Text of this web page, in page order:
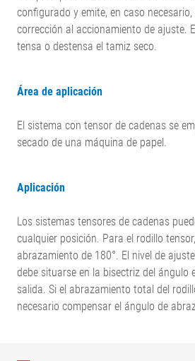
configurado y emite, en caso
corrección al accionamiento de ajuste.
tensa o destensa el tamiz seco.
Área de aplicación
El sistema con tensor de cadenas se
secado de una máquina de papel.
Aplicación
Los sistemas tensores de cadenas
cualquier posición. Para el rodillo
abrazamiento de 180°. El nivel de
debe situarse en la bisectriz del ángulo
salida. Si el abrazamiento total del
necesario compensar el ángulo de